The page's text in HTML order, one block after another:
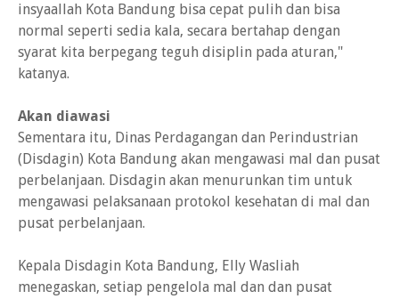
insyaallah Kota Bandung bisa cepat pulih dan bisa
normal seperti sedia kala, secara bertahap dengan
syarat kita berpegang teguh disiplin pada aturan,"
katanya.
Akan diawasi
Sementara itu, Dinas Perdagangan dan Perindustrian
(Disdagin) Kota Bandung akan mengawasi mal dan pusat
perbelanjaan. Disdagin akan menurunkan tim untuk
mengawasi pelaksanaan protokol kesehatan di mal dan
pusat perbelanjaan.
Kepala Disdagin Kota Bandung, Elly Wasliah
menegaskan, setiap pengelola mal dan dan pusat